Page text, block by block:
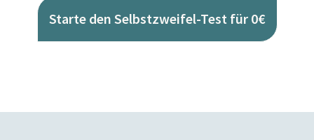
Starte den Selbstzweifel-Test für 0€